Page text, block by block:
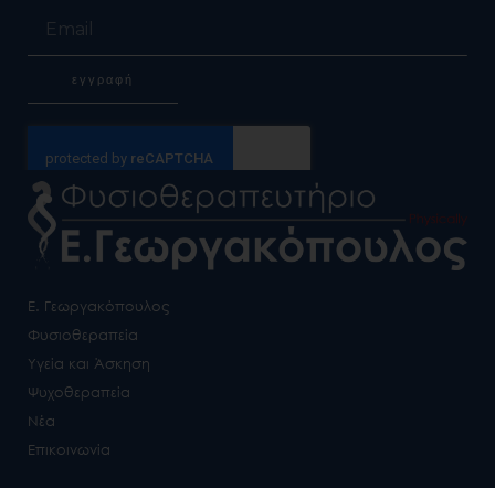
εγγραφή
Ε. Γεωργακόπουλος
Φυσιοθεραπεία
Υγεία και Άσκηση
Ψυχοθεραπεία
Νέα
Επικοινωνία